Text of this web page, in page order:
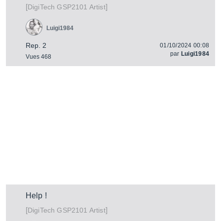
[DigiTech GSP2101 Artist]
Rep. 2
Vues 468
Luigi1984
01/10/2024 00:08
par Luigi1984
Help !
[DigiTech GSP2101 Artist]